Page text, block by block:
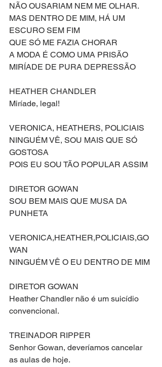
NÃO OUSARIAM NEM ME OLHAR.
MAS DENTRO DE MIM, HÁ UM
ESCURO SEM FIM
QUE SÓ ME FAZIA CHORAR
A MODA É COMO UMA PRISÃO
MIRÍADE DE PURA DEPRESSÃO
HEATHER CHANDLER
Miríade, legal!
VERONICA, HEATHERS, POLICIAIS
NINGUÉM VÊ, SOU MAIS QUE SÓ
GOSTOSA
POIS EU SOU TÃO POPULAR ASSIM
DIRETOR GOWAN
SOU BEM MAIS QUE MUSA DA
PUNHETA
VERONICA,HEATHER,POLICIAIS,GO
WAN
NINGUÉM VÊ O EU DENTRO DE MIM
DIRETOR GOWAN
Heather Chandler não é um suicídio
convencional.
TREINADOR RIPPER
Senhor Gowan, deveríamos cancelar
as aulas de hoje.